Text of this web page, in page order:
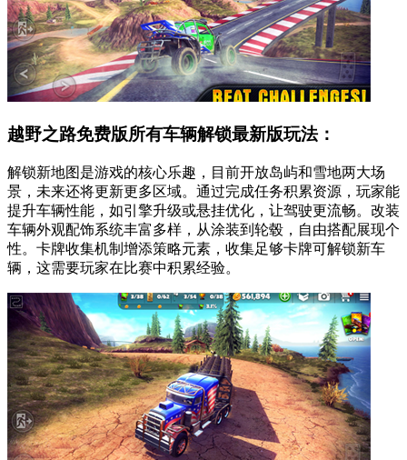
越野之路免费版所有车辆解锁最新版玩法：
解锁新地图是游戏的核心乐趣，目前开放岛屿和雪地两大场
景，未来还将更新更多区域。通过完成任务积累资源，玩家能
提升车辆性能，如引擎升级或悬挂优化，让驾驶更流畅。改装
车辆外观配饰系统丰富多样，从涂装到轮毂，自由搭配展现个
性。卡牌收集机制增添策略元素，收集足够卡牌可解锁新车
辆，这需要玩家在比赛中积累经验。